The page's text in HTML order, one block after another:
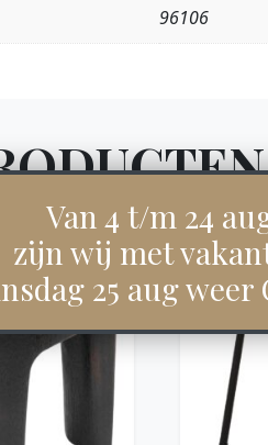
96106
Van 4 t/m 24
zijn wij met
25 aug weer